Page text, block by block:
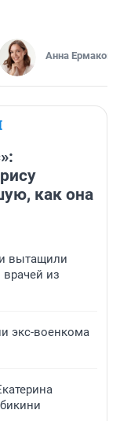
Анна Ермакова
как она
вытащили
врачей из
экс-военкома